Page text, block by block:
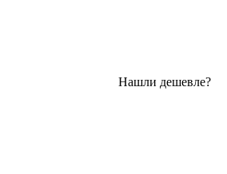
Нашли дешевле?